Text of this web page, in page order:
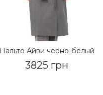
Пальто Айви черно-белый
3825 грн